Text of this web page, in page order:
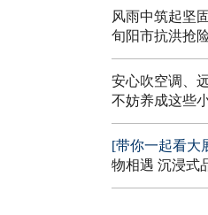
风雨中筑起坚
旬阳市抗洪抢
安心吹空调、
不妨养成这些
[带你一起看大
物相遇 沉浸式